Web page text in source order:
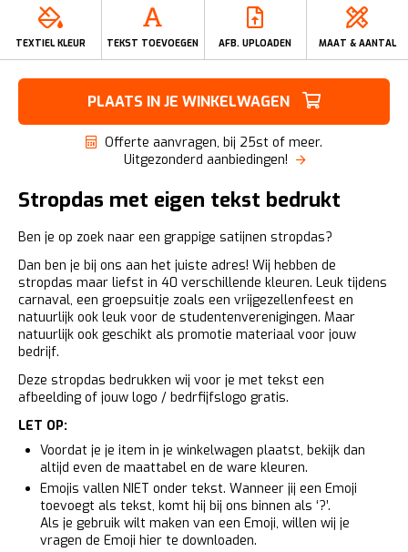
TEXTIEL KLEUR TEKST TOEVOEGEN AFB. UPLOADEN MAAT & AANTAL
PLAATS IN JE WINKELWAGEN
Offerte aanvragen, bij 25st of meer.
Uitgezonderd aanbiedingen!
Stropdas met eigen tekst bedrukt
Ben je op zoek naar een grappige satijnen stropdas?
Dan ben je bij ons aan het juiste adres! Wij hebben de
stropdas maar liefst in 40 verschillende kleuren. Leuk tijdens
carnaval, een groepsuitje zoals een vrijgezellenfeest en
natuurlijk ook leuk voor de studentenverenigingen. Maar
natuurlijk ook geschikt als promotie materiaal voor jouw
bedrijf.
Deze stropdas bedrukken wij voor je met tekst een
afbeelding of jouw logo / bedrfijfslogo gratis.
LET OP:
Voordat je je item in je winkelwagen plaatst, bekijk dan
altijd even de maattabel en de ware kleuren.
Emojis vallen NIET onder tekst. Wanneer jij een Emoji
toevoegt als tekst, komt hij bij ons binnen als ‘?’.
Als je gebruik wilt maken van een Emoji, willen wij je
vragen de Emoji hier te downloaden.